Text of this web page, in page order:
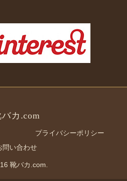
カ.com
プライバシーポリシー
問い合わせ
靴バカ.com.